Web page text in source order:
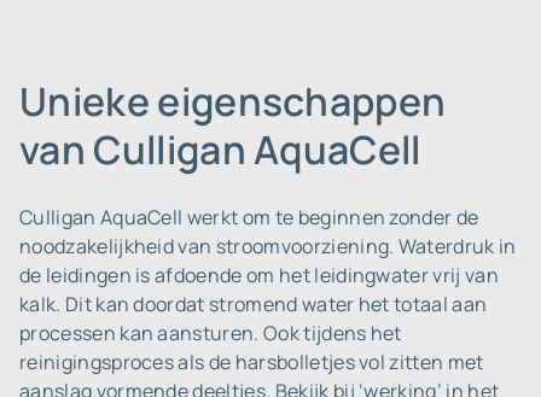
Unieke eigenschappen
van Culligan AquaCell
Culligan AquaCell werkt om te beginnen zonder de
noodzakelijkheid van stroomvoorziening. Waterdruk in
de leidingen is afdoende om het leidingwater vrij van
kalk. Dit kan doordat stromend water het totaal aan
processen kan aansturen. Ook tijdens het
reinigingsproces als de harsbolletjes vol zitten met
aanslag vormende deeltjes. Bekijk bij ‘werking’ in het